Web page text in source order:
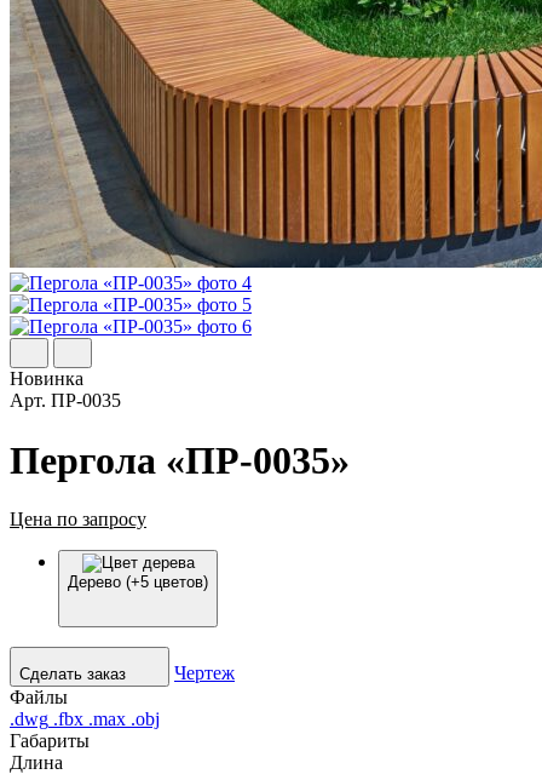
Новинка
Арт. ПР-0035
Пергола «ПР-0035»
Цена по запросу
Дерево (+5 цветов)
Сделать заказ
Чертеж
Файлы
.dwg .fbx .max .obj
Габариты
Длина